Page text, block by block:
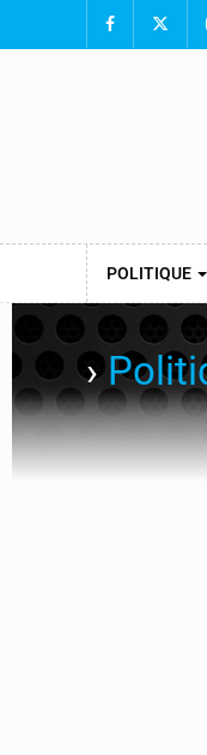
POLITIQUE
›